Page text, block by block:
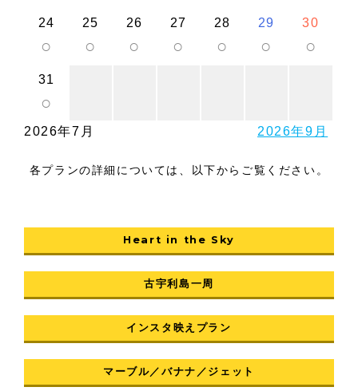
24
○
25
○
26
○
27
○
28
○
29
○
30
○
31
○
2026年7月 2026年9月
各プランの詳細については、以下からご覧ください。
Heart in the Sky
古宇利島一周
インスタ映えプラン
マーブル／バナナ／ジェット